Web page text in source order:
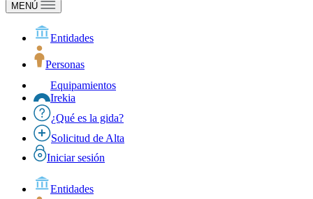
MENÚ
Entidades
Personas
Equipamientos
Irekia
¿Qué es la gida?
Solicitud de Alta
Iniciar sesión
Entidades